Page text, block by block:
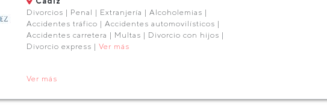
Divorcios | Penal | Extranjería | Alcoholemias |
Accidentes tráfico | Accidentes automovilísticos |
Accidentes carretera | Multas | Divorcio con hijos |
Divorcio express | Ver más
Ver más